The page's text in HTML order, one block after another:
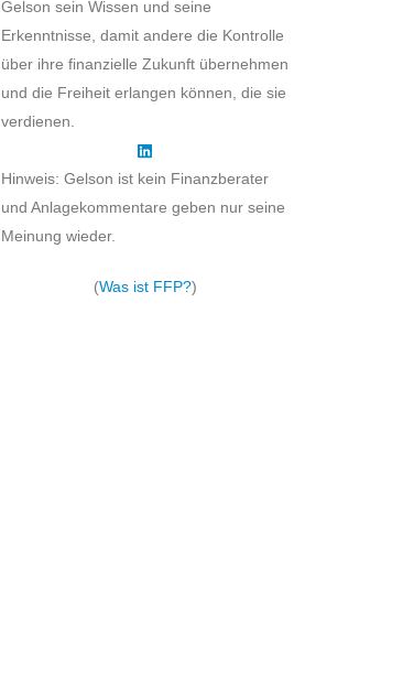
Gelson sein Wissen und seine
Erkenntnisse, damit andere die Kontrolle
über ihre finanzielle Zukunft übernehmen
und die Freiheit erlangen können, die sie
verdienen.
Hinweis: Gelson ist kein Finanzberater
und Anlagekommentare geben nur seine
Meinung wieder.
(Was ist FFP?)